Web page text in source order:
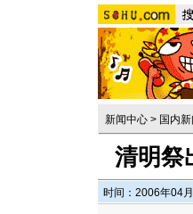
新闻中心 > 国内新
清明祭
时间：2006年04